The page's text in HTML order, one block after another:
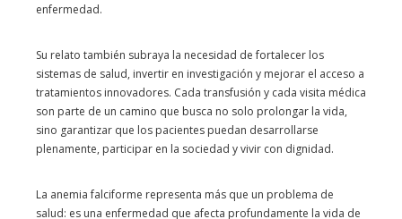
enfermedad.
Su relato también subraya la necesidad de fortalecer los
sistemas de salud, invertir en investigación y mejorar el acceso a
tratamientos innovadores. Cada transfusión y cada visita médica
son parte de un camino que busca no solo prolongar la vida,
sino garantizar que los pacientes puedan desarrollarse
plenamente, participar en la sociedad y vivir con dignidad.
La anemia falciforme representa más que un problema de
salud: es una enfermedad que afecta profundamente la vida de